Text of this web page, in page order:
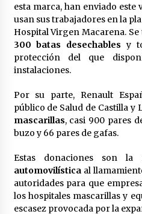
4 de mayo de
Muere el
27 de abril
Sevilla 2022:
26 de abril de
meses a 256
22 de abril de
La Feria de
cara por la
esta marca, han enviado
usan sus trabajadores en la
Hospital Virgen Macarena. Se
300 batas desechables y
protección del que
instalaciones.
Por su parte, Renault
público de Salud de Castilla y
mascarillas, casi 900 pares
buzo y 66 pares de gafas.
Estas donaciones son la
automovilísticaal
autoridades para que
los hospitales mascarillas y
escasez provocada por la